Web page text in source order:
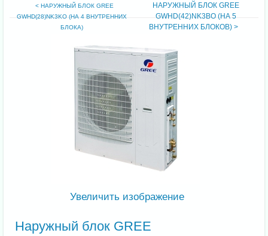
< НАРУЖНЫЙ БЛОК GREE
GWHD(28)NK3KO (НА 4 ВНУТРЕННИХ
БЛОКА)
НАРУЖНЫЙ БЛОК GREE
GWHD(42)NK3BO (НА 5
ВНУТРЕННИХ БЛОКОВ) >
Увеличить изображение
Наружный блок GREE